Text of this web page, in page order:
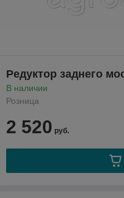
Редуктор заднего
В наличии
Розница
2 520 руб.